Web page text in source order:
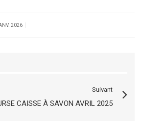
2026
Suivant
CAISSE À SAVON AVRIL 2025